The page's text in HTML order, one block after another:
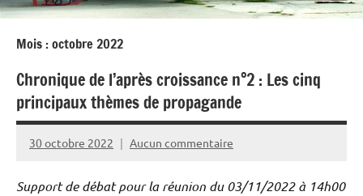
Mois :octobre 2022
Chronique de l’après croissance n°2 : Les cinq
principaux thèmes de propagande
30 octobre 2022
Christian
Aucun commentaire
Support de débat pour la réunion du 03/11/2022 à 14h00